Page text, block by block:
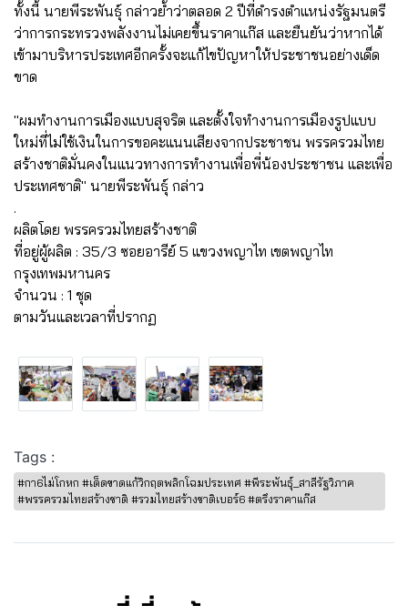
ทั้งนี้ นายพีระพันธุ์ กล่าวย้ำว่าตลอด 2 ปีที่ดำรงตำแหน่งรัฐมนตรี
ว่าการกระทรวงพลังงานไม่เคยขึ้นราคาแก๊ส และยืนยันว่าหากได้
เข้ามาบริหารประเทศอีกครั้งจะแก้ไขปัญหาให้ประชาชนอย่างเด็ด
ขาด
"ผมทำงานการเมืองแบบสุจริต และตั้งใจทำงานการเมืองรูปแบบ
ใหม่ที่ไม่ใช้เงินในการขอคะแนนเสียงจากประชาชน พรรครวมไทย
สร้างชาติมั่นคงในแนวทางการทำงานเพื่อพี่น้องประชาชน และเพื่อ
ประเทศชาติ" นายพีระพันธุ์ กล่าว
.
ผลิตโดย พรรครวมไทยสร้างชาติ
ที่อยู่ผู้ผลิต : 35/3 ซอยอารีย์ 5 แขวงพญาไท เขตพญาไท
กรุงเทพมหานคร
จำนวน : 1 ชุด
ตามวันและเวลาที่ปรากฏ
Tags :
#กา6ไม่โกหก #เด็ดขาดแก้วิกฤตพลิกโฉมประเทศ #พีระพันธุ์_สาลีรัฐวิภาค
#พรรครวมไทยสร้างชาติ #รวมไทยสร้างชาติเบอร์6 #ตรึงราคาแก๊ส